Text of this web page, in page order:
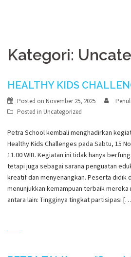
Kategori:
HEALTHY KIDS
Posted on November 25, 2025
Posted in Uncategorized
Petra School kembali menghadirkan
Healthy Kids Challenges pada Sabtu, 15
11.00 WIB. Kegiatan ini tidak hanya
tetapi juga sebagai sarana penguatan
kreatif dan menyenangkan. Peserta didik
menunjukkan kemampuan terbaik
antara lain: Tingginya tingkat partisipasi